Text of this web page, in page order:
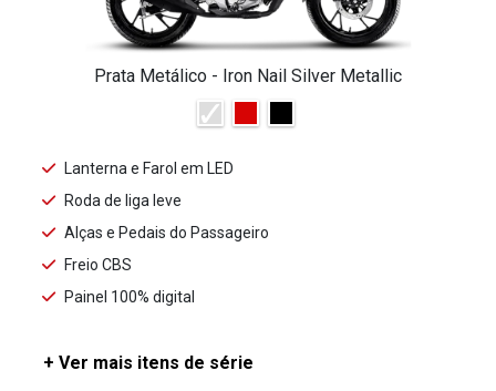
Prata Metálico - Iron Nail Silver Metallic
Lanterna e Farol em LED
Roda de liga leve
Alças e Pedais do Passageiro
Freio CBS
Painel 100% digital
+ Ver mais itens de série